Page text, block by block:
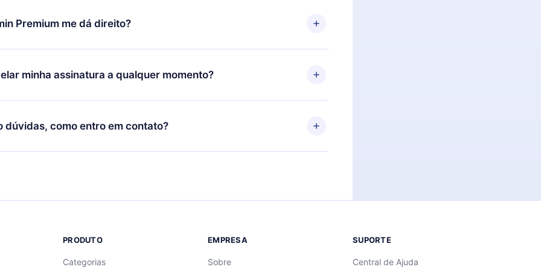
decidiu mudar sua assinatura mensal para anual, após confirmar a
o plano anual, o novo plano só será aplicado e cobrado após o aniversário
Premium me dá direito?
é um plano que te garante acesso a toda nossa biblioteca de 2500+
em 3 línguas (Inglês, espanhol e português) que você pode ler ou
momento através do nosso aplicativo disponível para iOS, Android e
minha assinatura a qualquer momento?
por não renovar sua assinatura do 12min, você pode cancelar a
e o próximo ciclo de cobrança não ocorrerá.
dúvidas, como entro em contato?
para entrar em contato porsupport@12min.com.
PRODUTO
Categorias
EMPRESA
Sobre
SUPORTE
Central de Ajuda